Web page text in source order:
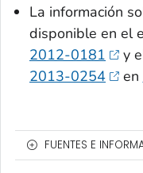
La información
disponible en el
2012-0181
y
2013-0254
en
FUENTES E